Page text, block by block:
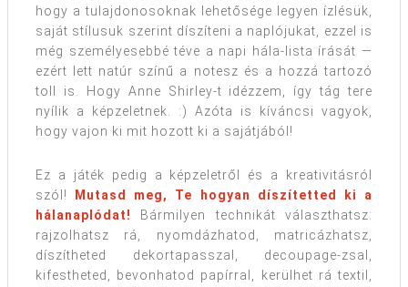
hogy a tulajdonosoknak lehetősége legyen ízlésük,
saját stílusuk szerint díszíteni a naplójukat, ezzel is
még személyesebbé téve a napi hála-lista írását —
ezért lett natúr színű a notesz és a hozzá tartozó
toll is. Hogy Anne Shirley-t idézzem, így tág tere
nyílik a képzeletnek. :) Azóta is kíváncsi vagyok,
hogy vajon ki mit hozott ki a sajátjából!
Ez a játék pedig a képzeletről és a kreativitásról
szól!
Mutasd meg, Te hogyan díszítetted ki a
hálanaplódat!
Bármilyen technikát választhatsz:
rajzolhatsz rá, nyomdázhatod, matricázhatsz,
díszítheted dekortapasszal, decoupage-zsal,
kifestheted, bevonhatod papírral, kerülhet rá textil,